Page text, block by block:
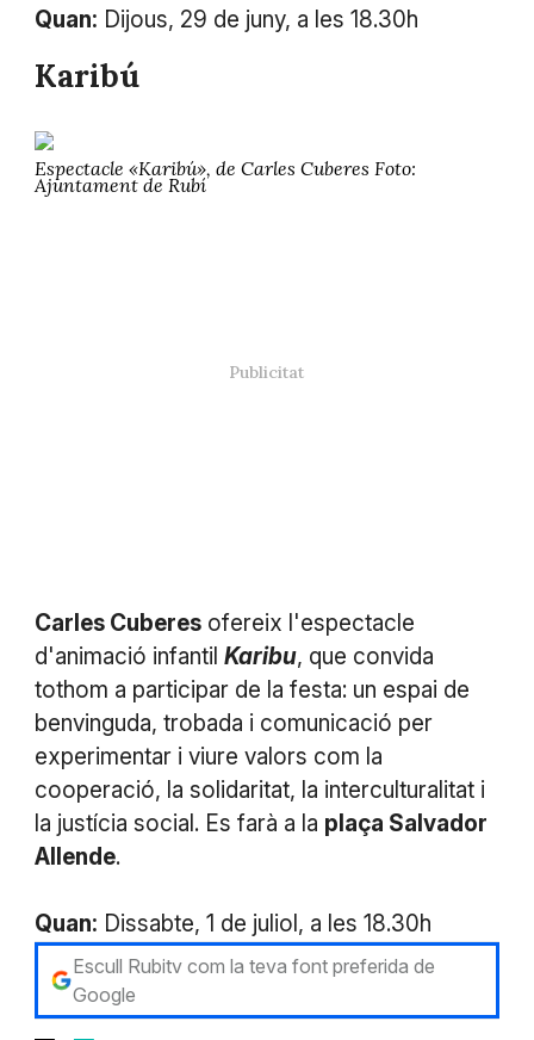
Quan: Dijous, 29 de juny, a les 18.30h
Karibú
Espectacle «Karibú», de Carles Cuberes Foto:
Ajuntament de Rubí
Carles Cuberesofereix l'espectacle
d'animació infantil Karibu, que convida
tothom a participar de la festa: un espai de
benvinguda, trobada i comunicació per
experimentar i viure valors com la
cooperació, la solidaritat, la interculturalitat i
la justícia social. Es farà a la plaça Salvador
Allende.
Quan: Dissabte, 1 de juliol, a les 18.30h
Escull Rubitv com la teva font preferida de
Google